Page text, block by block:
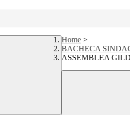
Home >
BACHECA
ASSEMBLEA